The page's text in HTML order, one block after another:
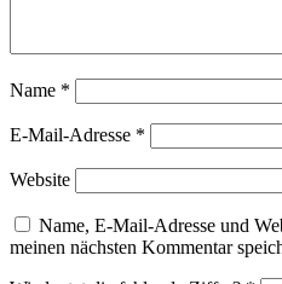
Name *
E-Mail-Adresse *
Website
Name, E-Mail-Adresse und
meinen nächsten Kommentar